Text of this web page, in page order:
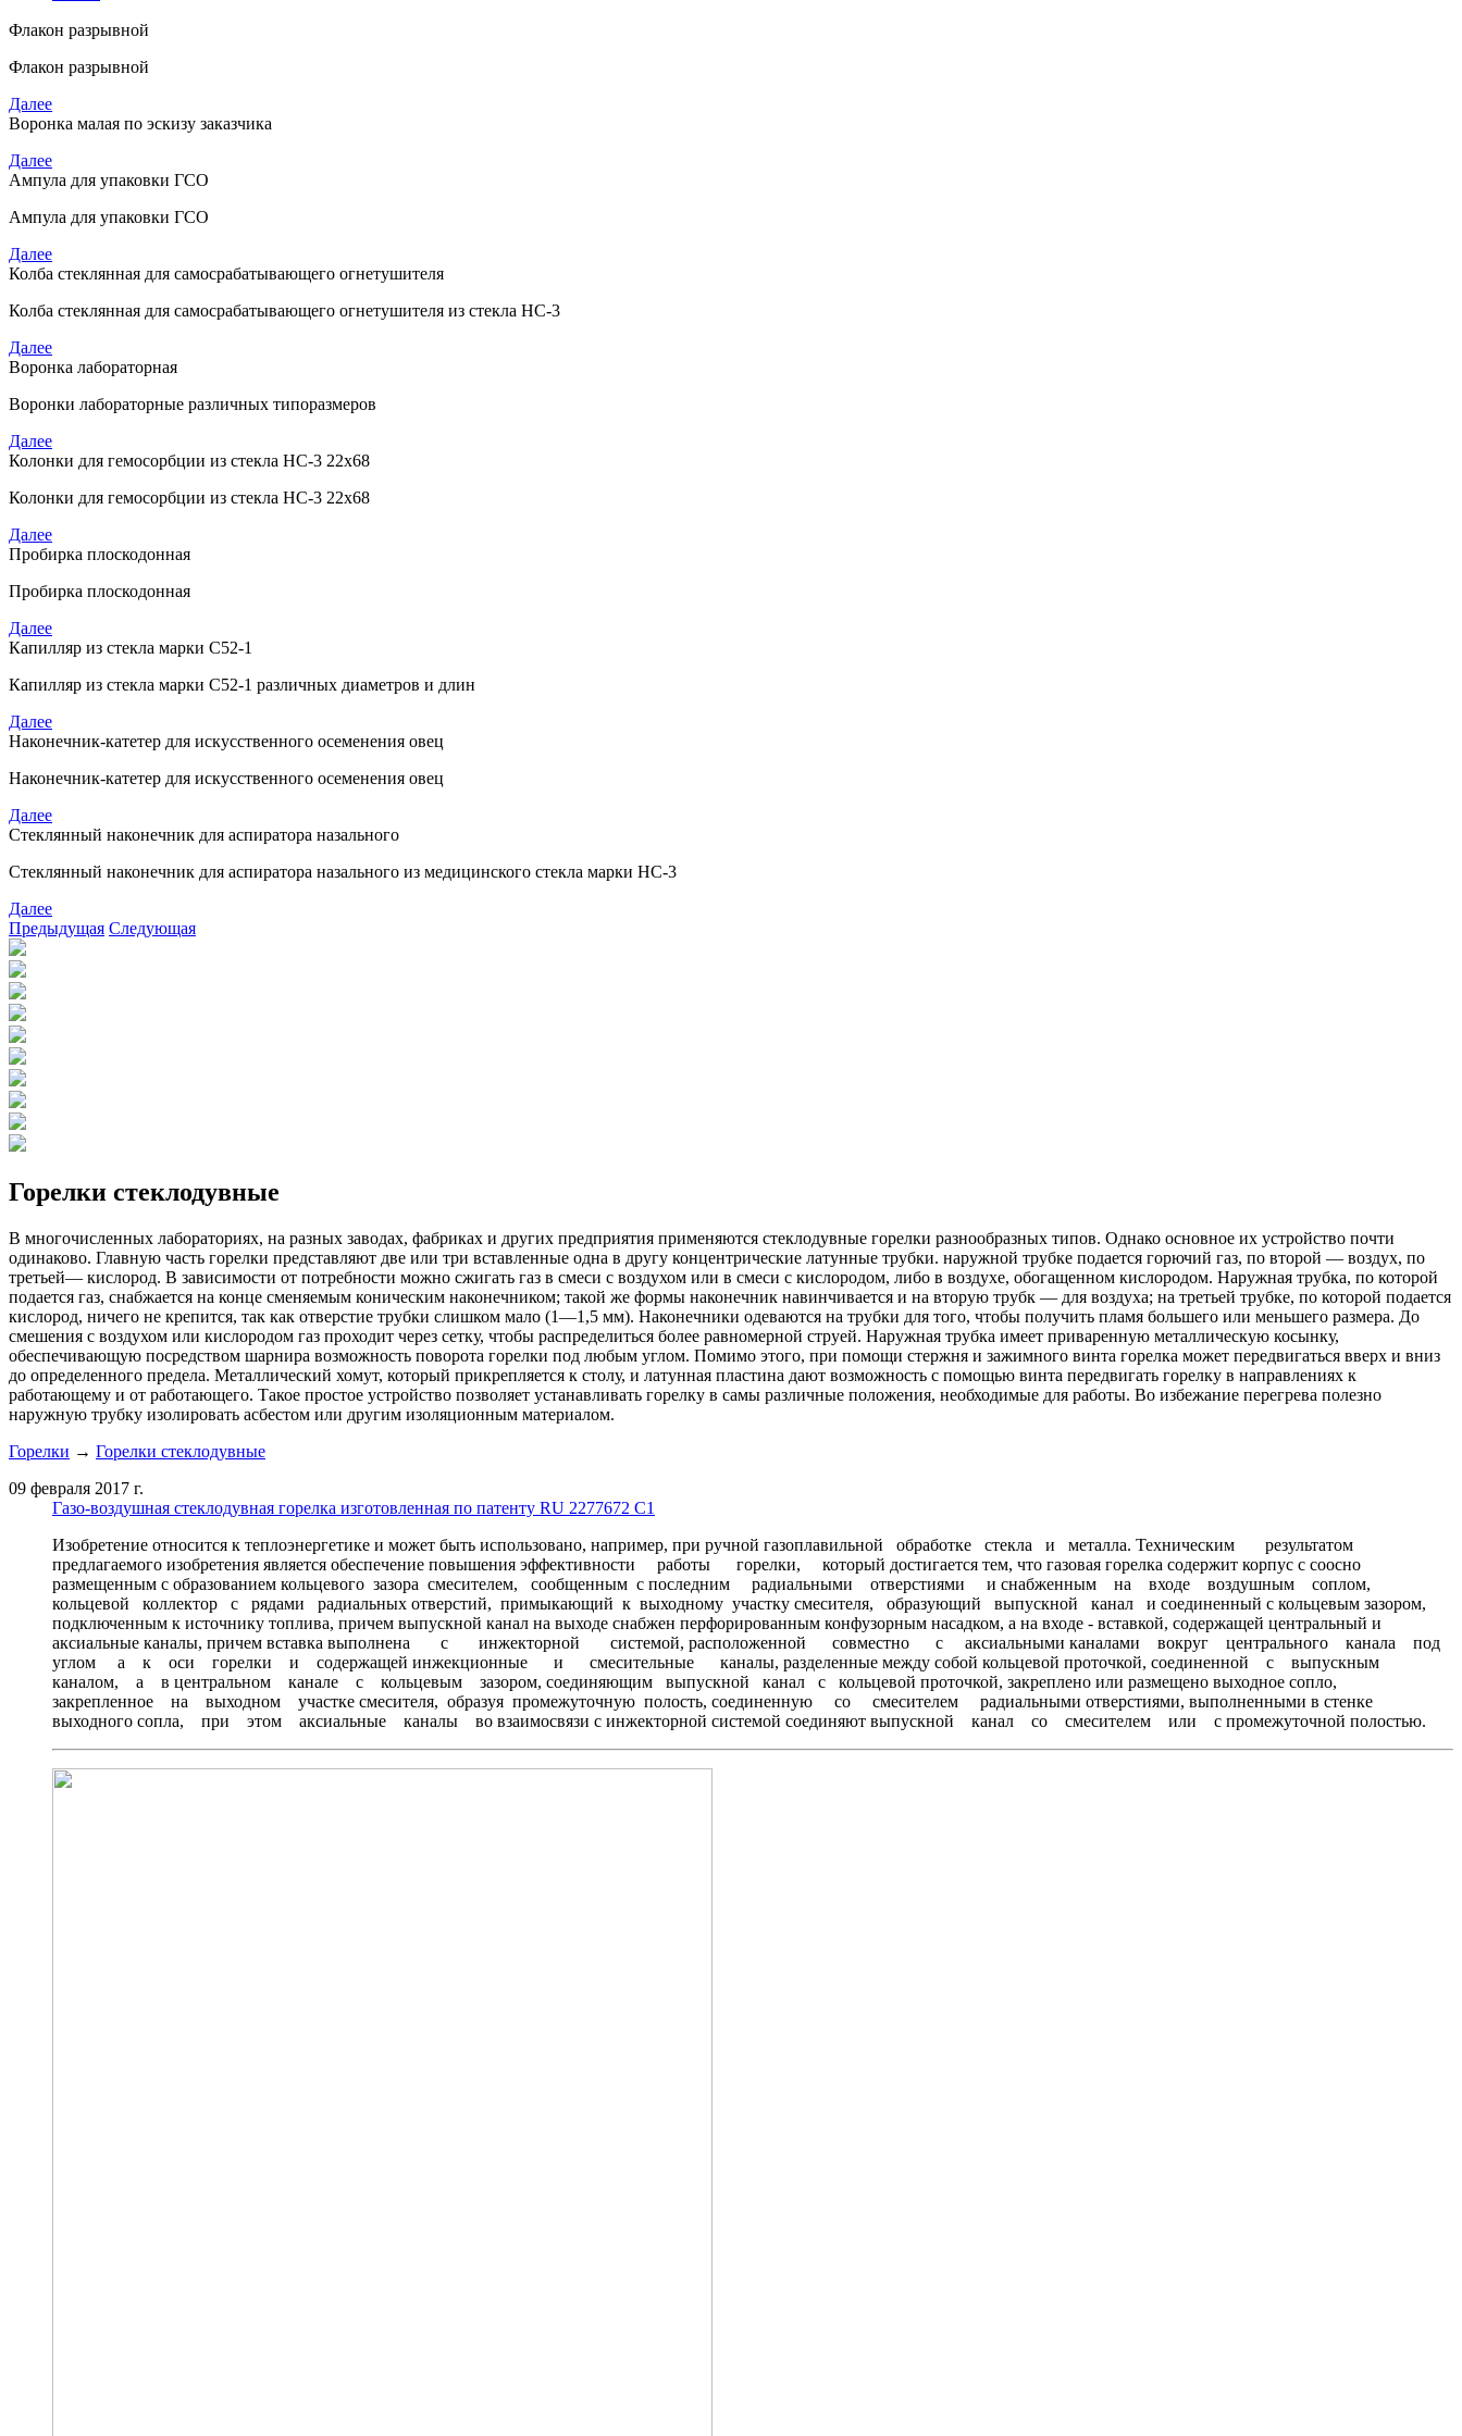
Флакон разрывной
Флакон разрывной
Далее
Воронка малая по эскизу заказчика
Далее
Ампула для упаковки ГСО
Ампула для упаковки ГСО
Далее
Колба стеклянная для самосрабатывающего огнетушителя
Колба стеклянная для самосрабатывающего огнетушителя из стекла НС-3
Далее
Воронка лабораторная
Воронки лабораторные различных типоразмеров
Далее
Колонки для гемосорбции из стекла НС-3 22х68
Колонки для гемосорбции из стекла НС-3 22х68
Далее
Пробирка плоскодонная
Пробирка плоскодонная
Далее
Капилляр из стекла марки С52-1
Капилляр из стекла марки С52-1 различных диаметров и длин
Далее
Наконечник-катетер для искусственного осеменения овец
Наконечник-катетер для искусственного осеменения овец
Далее
Стеклянный наконечник для аспиратора назального
Стеклянный наконечник для аспиратора назального из медицинского стекла марки НС-3
Далее
Предыдущая Следующая
Горелки стеклодувные
В многочисленных лабораториях, на разных заводах, фабриках и других предприятия применяются стеклодувные горелки разнообразных типов. Однако основное их устройство почти
одинаково. Главную часть горелки представляют две или три вставленные одна в другу концентрические латунные трубки. наружной трубке подается горючий газ, по второй — воздух, по
третьей— кислород. В зависимости от потребности можно сжигать газ в смеси с воздухом или в смеси с кислородом, либо в воздухе, обогащенном кислородом. Наружная трубка, по которой
подается газ, снабжается на конце сменяемым коническим наконечником; такой же формы наконечник навинчивается и на вторую трубк — для воздуха; на третьей трубке, по которой подается
кислород, ничего не крепится, так как отверстие трубки слишком мало (1—1,5 мм). Наконечники одеваются на трубки для того, чтобы получить пламя большего или меньшего размера. До
смешения с воздухом или кислородом газ проходит через сетку, чтобы распределиться более равномерной струей. Наружная трубка имеет приваренную ме­таллическую косынку,
обеспечивающую посредством шарнира возможность поворота горелки под любым углом. Помимо этого, при помощи стержня и зажимного винта горелка может передвигаться вверх и вниз
до определенного предела. Металлический хомут, который прикрепляется к столу, и латунная пластина дают возможность с помощью винта передвигать горелку в направлениях к
работающему и от работающего. Такое простое устройство позволяет устанавливать горелку в самы различные положения, необходимые для работы. Во избежание перегрева полезно
наружную трубку изолировать асбестом или другим изоляционным материалом.
Горелки → Горелки стеклодувные
09 февраля 2017 г.
Газо-воздушная стеклодувная горелка изготовленная по патенту RU 2277672 C1
Изобретение относится к теплоэнергетике и может быть использовано, например, при ручной газоплавильной обработке стекла и металла. Техническим результатом
предлагаемого изобретения является обеспечение повышения эффективности работы горелки, который достигается тем, что газовая горелка содержит корпус с соосно
размещенным с образованием кольцевого зазора смесителем, сообщенным с последним радиальными отверстиями и снабженным на входе воздушным соплом,
кольцевой коллектор с рядами радиальных отверстий, примыкающий к выходному участку смесителя, образующий выпускной канал и соединенный с кольцевым зазором,
подключенным к источнику топлива, причем выпускной канал на выходе снабжен перфорированным конфузорным насадком, а на входе - вставкой, содержащей центральный и
аксиальные каналы, причем вставка выполнена с инжекторной системой, расположенной совместно с аксиальными каналами вокруг центрального канала под
углом а к оси горелки и содержащей инжекционные и смесительные каналы, разделенные между собой кольцевой проточкой, соединенной с выпускным
каналом, а в центральном канале с кольцевым зазором, соединяющим выпускной канал с кольцевой проточкой, закреплено или размещено выходное сопло,
закрепленное на выходном участке смесителя, образуя промежуточную полость, соединенную со смесителем радиальными отверстиями, выполненными в стенке
выходного сопла, при этом аксиальные каналы во взаимосвязи с инжекторной системой соединяют выпускной канал со смесителем или с промежуточной полостью.